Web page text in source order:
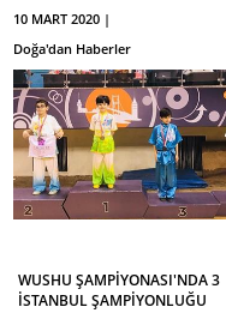
10 MART 2020 |
Doğa'dan Haberler
WUSHU ŞAMPİYONASI'NDA 3
İSTANBUL ŞAMPİYONLUĞU